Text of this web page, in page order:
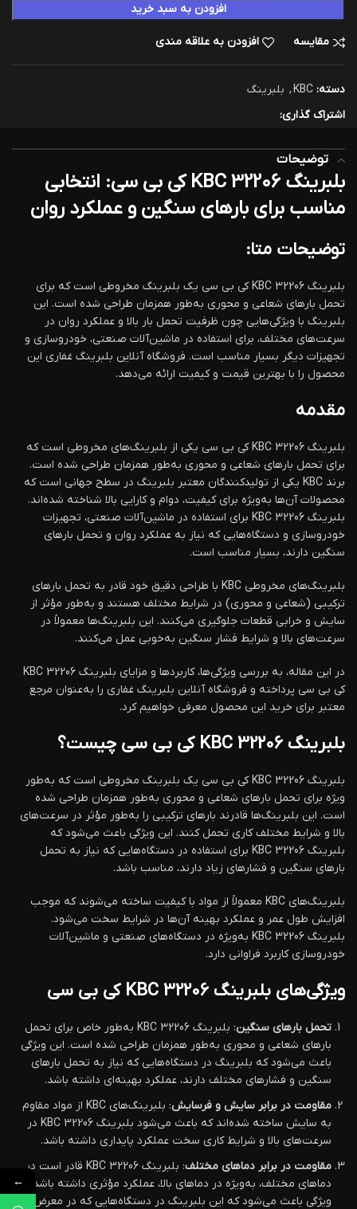
افزودن به سبد خرید
مقایسه افزودن به علاقه مندی
دسته: KBC
, بلبرینگ
اشتراک گذاری:
توضیحات
بلبرینگ KBC 32206 کی بی سی: انتخابی
مناسب برای بارهای سنگین و عملکرد روان
توضیحات متا:
بلبرینگ KBC 32206 کی بی سی یک بلبرینگ مخروطی است که برای
تحمل بارهای شعاعی و محوری به‌طور همزمان طراحی شده است. این
بلبرینگ با ویژگی‌هایی چون ظرفیت تحمل بار بالا و عملکرد روان در
سرعت‌های مختلف، برای استفاده در ماشین‌آلات صنعتی، خودروسازی و
تجهیزات دیگر بسیار مناسب است. فروشگاه آنلاین بلبرینگ غفاری این
محصول را با بهترین قیمت و کیفیت ارائه می‌دهد.
مقدمه
بلبرینگ KBC 32206 کی بی سی یکی از بلبرینگ‌های مخروطی است که
برای تحمل بارهای شعاعی و محوری به‌طور همزمان طراحی شده است.
برند KBC یکی از تولیدکنندگان معتبر بلبرینگ در سطح جهانی است که
محصولات آن‌ها به‌ویژه برای کیفیت، دوام و کارایی بالا شناخته شده‌اند.
بلبرینگ KBC 32206 برای استفاده در ماشین‌آلات صنعتی، تجهیزات
خودروسازی و دستگاه‌هایی که نیاز به عملکرد روان و تحمل بارهای
سنگین دارند، بسیار مناسب است.
بلبرینگ‌های مخروطی KBC با طراحی دقیق خود قادر به تحمل بارهای
ترکیبی (شعاعی و محوری) در شرایط مختلف هستند و به‌طور مؤثر از
سایش و خرابی قطعات جلوگیری می‌کنند. این بلبرینگ‌ها معمولاً در
سرعت‌های بالا و شرایط فشار سنگین به‌خوبی عمل می‌کنند.
در این مقاله، به بررسی ویژگی‌ها، کاربردها و مزایای بلبرینگ KBC 32206
کی بی سی پرداخته و فروشگاه آنلاین بلبرینگ غفاری را به‌عنوان مرجع
معتبر برای خرید این محصول معرفی خواهیم کرد.
بلبرینگ KBC 32206 کی بی سی چیست؟
بلبرینگ KBC 32206 کی بی سی یک بلبرینگ مخروطی است که به‌طور
ویژه برای تحمل بارهای شعاعی و محوری به‌طور همزمان طراحی شده
است. این بلبرینگ‌ها قادرند بارهای ترکیبی را به‌طور مؤثر در سرعت‌های
بالا و شرایط مختلف کاری تحمل کنند. این ویژگی باعث می‌شود که
بلبرینگ KBC 32206 برای استفاده در دستگاه‌هایی که نیاز به تحمل
بارهای سنگین و فشارهای زیاد دارند، مناسب باشد.
بلبرینگ‌های KBC معمولاً از مواد با کیفیت ساخته می‌شوند که موجب
افزایش طول عمر و عملکرد بهینه آن‌ها در شرایط سخت می‌شود.
بلبرینگ KBC 32206 به‌ویژه در دستگاه‌های صنعتی و ماشین‌آلات
خودروسازی کاربرد فراوانی دارد.
ویژگی‌های بلبرینگ KBC 32206 کی بی سی
تحمل بارهای سنگین
: بلبرینگ KBC 32206 به‌طور خاص برای تحمل
بارهای شعاعی و محوری به‌طور همزمان طراحی شده است. این ویژگی
باعث می‌شود که بلبرینگ در دستگاه‌هایی که نیاز به تحمل بارهای
سنگین و فشارهای مختلف دارند، عملکرد بهینه‌ای داشته باشد.
مقاومت در برابر سایش و فرسایش
: بلبرینگ‌های KBC از مواد مقاوم
به سایش ساخته شده‌اند که باعث می‌شود بلبرینگ KBC 32206 در
سرعت‌های بالا و شرایط کاری سخت عملکرد پایداری داشته باشد.
مقاومت در برابر دماهای مختلف
: بلبرینگ KBC 32206 قادر است در
دماهای مختلف، به‌ویژه در دماهای بالا، عملکرد مؤثری داشته باشد. این
ویژگی باعث می‌شود که این بلبرینگ در دستگاه‌هایی که در معرض
←